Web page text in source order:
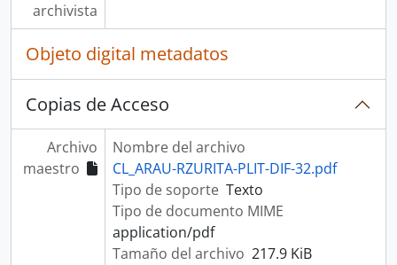
archivista
Objeto digital metadatos
Copias de Acceso
Archivo
maestro
Nombre del archivo
CL_ARAU-RZURITA-PLIT-DIF-32.pdf
Tipo de soporte Texto
Tipo de documento MIME
application/pdf
Tamaño del archivo 217.9 KiB